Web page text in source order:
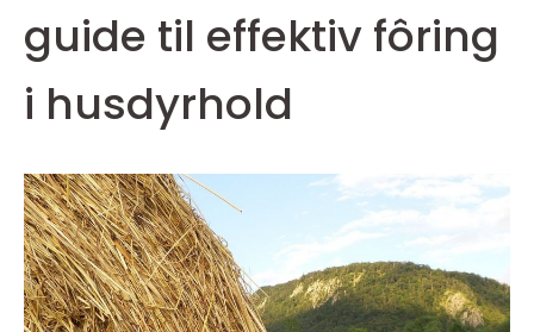
guide til effektiv fôring
i husdyrhold